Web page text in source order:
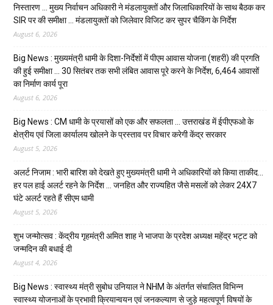
निस्तारण … मुख्य निर्वाचन अधिकारी ने मंडलायुक्तों और जिलाधिकारियों के साथ बैठक कर
SIR पर की समीक्षा … मंडलायुक्तों को जिलेवार विजिट कर सुपर चैकिंग के निर्देश
August 6, 2026
Big News : मुख्यमंत्री धामी के दिशा-निर्देशों में पीएम आवास योजना (शहरी) की प्रगति
की हुई समीक्षा … 30 सितंबर तक सभी लंबित आवास पूरे करने के निर्देश, 6,464 आवासों
का निर्माण कार्य पूरा
August 6, 2026
Big News : CM धामी के प्रयासों को एक और सफलता … उत्तराखंड में ईपीएफओ के
क्षेत्रीय एवं जिला कार्यालय खोलने के प्रस्ताव पर विचार करेगी केंद्र सरकार
August 5, 2026
अलर्ट निजाम : भारी बारिश को देखते हुए मुख्यमंत्री धामी ने अधिकारियों को किया ताकीद…
हर पल हाई अलर्ट रहने के निर्देश … जनहित और राज्यहित जैसे मसलों को लेकर 24X7
घंटे अलर्ट रहते हैं सीएम धामी
August 5, 2026
शुभ जन्मोत्सव : केंद्रीय गृहमंत्री अमित शाह ने भाजपा के प्रदेश अध्यक्ष महेंद्र भट्ट को
जन्मदिन की बधाई दी
August 4, 2026
Big News : स्वास्थ्य मंत्री सुबोध उनियाल ने NHM के अंतर्गत संचालित विभिन्न
स्वास्थ्य योजनाओं के प्रभावी क्रियान्वयन एवं जनकल्याण से जुड़े महत्वपूर्ण विषयों के